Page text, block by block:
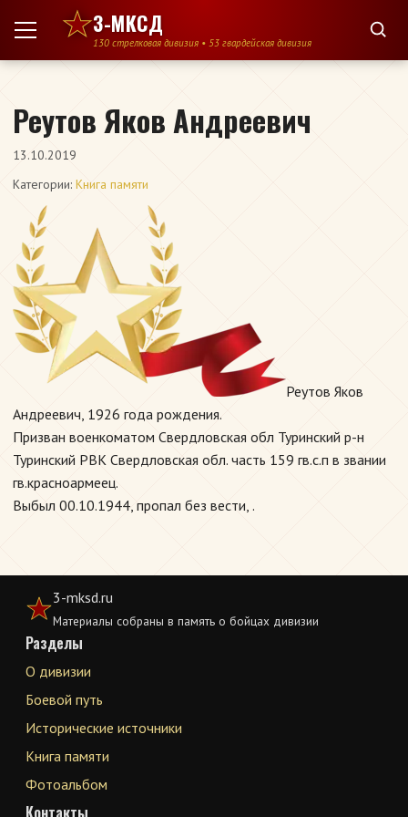
Перейти к содержимому
3-МКСД
130 стрелковая дивизия • 53 гвардейская дивизия
Реутов Яков Андреевич
13.10.2019
Категории: Книга памяти
Реутов Яков
Андреевич, 1926 года рождения.
Призван военкоматом Свердловская обл Туринский р-н
Туринский РВК Свердловская обл. часть 159 гв.с.п в звании
гв.красноармеец.
Выбыл 00.10.1944, пропал без вести, .
3-mksd.ru
Материалы собраны в память о бойцах дивизии
Разделы
О дивизии
Боевой путь
Исторические источники
Книга памяти
Фотоальбом
Контакты